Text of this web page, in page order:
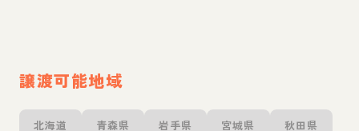
譲渡可能地域
北海道 青森県 岩手県 宮城県 秋田県